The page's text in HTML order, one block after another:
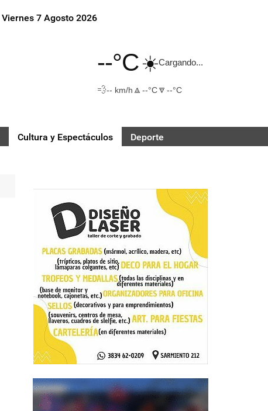
Viernes 7 Agosto 2026
--°C☀️Cargando...
💨-- km/h 🔼 --°C🔽 --°C
Cultura y Espectáculos Deporte